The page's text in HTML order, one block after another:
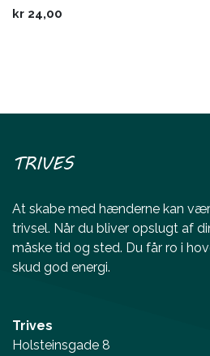
kr 24,00
TRIVES
At skabe med hænderne kan
trivsel. Når du bliver opslugt af
måske tid og sted. Du får ro i
skud god energi.
Trives
Holsteinsgade 8